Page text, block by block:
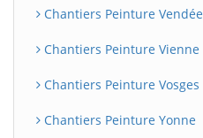
Chantiers Peinture Vendée
Chantiers Peinture Vienne
Chantiers Peinture Vosges
Chantiers Peinture Yonne